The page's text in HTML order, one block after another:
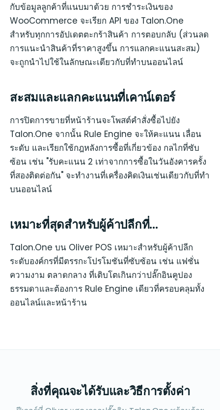
กับข้อมูลลูกค้าที่แนบมาด้วย การชำระเงินของ
WooCommerce จะเรียก API ของ Talon.One
สำหรับทุกการอัปเดตตะกร้าสินค้า การตอบกลับ (ส่วนลด
การแนะนำสินค้าที่ราคาสูงขึ้น การแลกคะแนนสะสม)
จะถูกนำไปใช้ในลักษณะเดียวกับที่ทำบนออนไลน์
สะสมและแลกคะแนนที่เคาน์เตอร์
การปิดการขายที่หน้าร้านจะโพสต์คำสั่งซื้อไปยัง
Talon.One จากนั้น Rule Engine จะให้คะแนน เลื่อน
ระดับ และเรียกใช้กฎหลังการซื้อที่เกี่ยวข้อง กลไกที่ซับ
ซ้อน เช่น "รับคะแนน 2 เท่าจากการซื้อในวันอังคารครั้ง
ที่สองติดต่อกัน" จะทำงานที่เครื่องคิดเงินเช่นเดียวกับที่ทำ
บนออนไลน์
เหมาะที่สุดสำหรับผู้ค้าปลีกที่...
Talon.One บน Oliver POS เหมาะสำหรับผู้ค้าปลีก
ระดับองค์กรที่มีตรรกะโปรโมชันที่ซับซ้อน เช่น แฟชั่น
ความงาม ตลาดกลาง ที่เติบโตเกินกว่าปลั๊กอินคูปอง
ธรรมดาและต้องการ Rule Engine เดียวที่ครอบคลุมทั้ง
ออนไลน์และหน้าร้าน
สิ่งที่คุณจะได้รับและวิธีการตั้งค่า